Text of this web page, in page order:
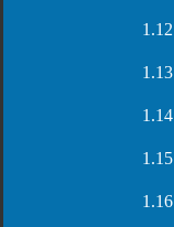
1.12
1.13
1.14
1.15
1.16